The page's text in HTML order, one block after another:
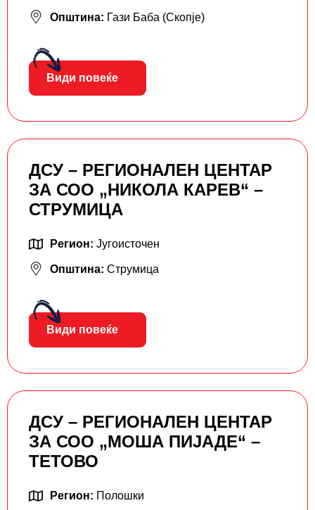
Општина: Гази Баба (Скопје)
Види повеќе
ДСУ – РЕГИОНАЛЕН ЦЕНТАР
ЗА СОО „НИКОЛА КАРЕВ“ –
СТРУМИЦА
Регион: Југоисточен
Општина: Струмица
Види повеќе
ДСУ – РЕГИОНАЛЕН ЦЕНТАР
ЗА СОО „МОША ПИЈАДЕ“ –
ТЕТОВО
Регион: Полошки